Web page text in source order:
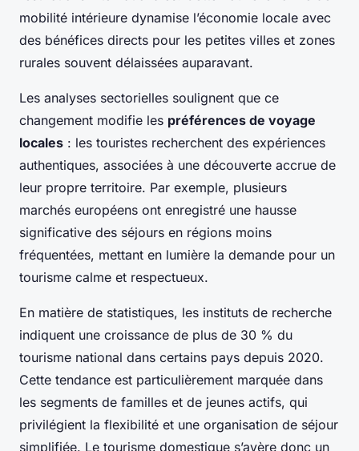
mobilité intérieure dynamise l’économie locale avec
des bénéfices directs pour les petites villes et zones
rurales souvent délaissées auparavant.
Les analyses sectorielles soulignent que ce
changement modifie les préférences de voyage
locales : les touristes recherchent des expériences
authentiques, associées à une découverte accrue de
leur propre territoire. Par exemple, plusieurs
marchés européens ont enregistré une hausse
significative des séjours en régions moins
fréquentées, mettant en lumière la demande pour un
tourisme calme et respectueux.
En matière de statistiques, les instituts de recherche
indiquent une croissance de plus de 30 % du
tourisme national dans certains pays depuis 2020.
Cette tendance est particulièrement marquée dans
les segments de familles et de jeunes actifs, qui
privilégient la flexibilité et une organisation de séjour
simplifiée. Le tourisme domestique s’avère donc un